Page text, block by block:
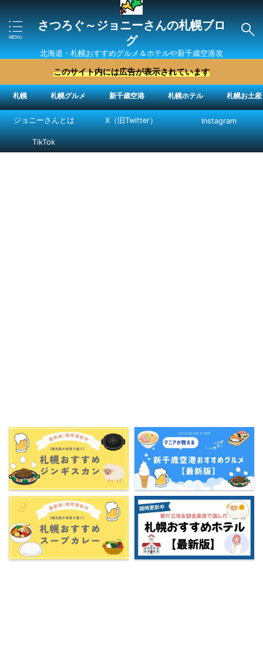
さつろぐ～ジョニーさんの札幌ブロ
グ
北海道・札幌おすすめグルメ＆ホテルや新千歳空港攻
略法を紹介 ″ジョニーさん“で検索
このサイト内には広告が表示されています
札幌 札幌グルメ 新千歳空港 札幌ホテル 札幌お土産
ジョニーさんとは X（旧Twitter） Instagram
TikTok